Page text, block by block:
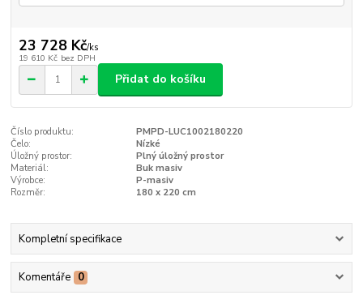
23 728 Kč/ks
19 610 Kč bez DPH
Přidat do košíku
Číslo produktu:
PMPD-LUC1002180220
Čelo:
Nízké
Úložný prostor:
Plný úložný prostor
Materiál:
Buk masiv
Výrobce:
P-masiv
Rozměr:
180 x 220 cm
Kompletní specifikace
Komentáře 0